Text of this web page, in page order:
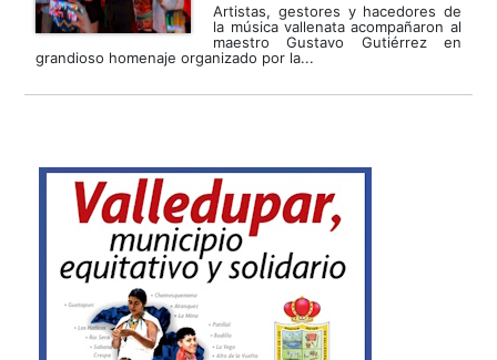
Artistas, gestores y hacedores de
la música vallenata acompañaron al
maestro Gustavo Gutiérrez en
grandioso homenaje organizado por la...